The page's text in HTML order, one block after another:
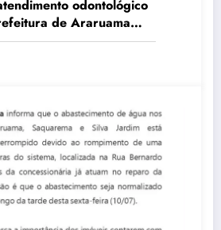
odontológico
de Araruama
de famílias atípicas